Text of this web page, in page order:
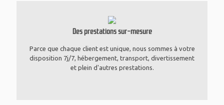
Des prestations sur-mesure
Parce que chaque client est unique, nous sommes à votre
disposition 7j/7, hébergement, transport, divertissement
et plein d'autres prestations.